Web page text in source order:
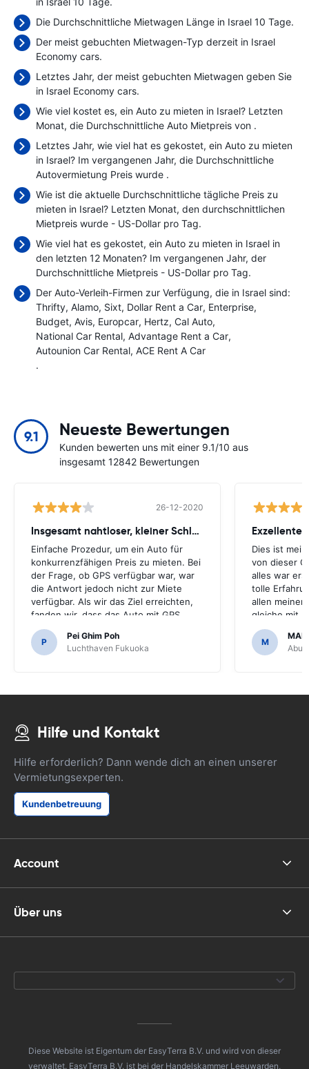
Die Durchschnittliche Mietwagen Länge in Israel 10 Tage.
Der meist gebuchten Mietwagen-Typ derzeit in Israel
Economy cars.
Letztes Jahr, der meist gebuchten Mietwagen geben Sie
in Israel Economy cars.
Wie viel kostet es, ein Auto zu mieten in Israel? Letzten
Monat, die Durchschnittliche Auto Mietpreis von .
Letztes Jahr, wie viel hat es gekostet, ein Auto zu mieten
in Israel? Im vergangenen Jahr, die Durchschnittliche
Autovermietung Preis wurde .
Wie ist die aktuelle Durchschnittliche tägliche Preis zu
mieten in Israel? Letzten Monat, den durchschnittlichen
Mietpreis wurde - US-Dollar pro Tag.
Wie viel hat es gekostet, ein Auto zu mieten in Israel in
den letzten 12 Monaten? Im vergangenen Jahr, der
Durchschnittliche Mietpreis - US-Dollar pro Tag.
Der Auto-Verleih-Firmen zur Verfügung, die in Israel sind:
Thrifty Alamo Sixt Dollar Rent a Car Enterprise
Budget Avis Europcar Hertz Cal Auto
National Car Rental Advantage Rent a Car
Autounion Car Rental ACE Rent A Car
.
9.1 Neueste Bewertungen
Kunden bewerten uns mit einer 9.1/10 aus
insgesamt 12842 Bewertungen
26-12-2020
Insgesamt nahtloser, kleiner Schluckauf
Einfache Prozedur, um ein Auto für
konkurrenzfähigen Preis zu mieten. Bei
der Frage, ob GPS verfügbar war, war
die Antwort jedoch nicht zur Miete
verfügbar. Als wir das Ziel erreichten,
fanden wir, dass das Auto mit GPS
kam.Es wäre schrecklich gewesen,
wenn wir beschlossen hätten, ein GPS
zu kaufen, da es notwendig war,
P
Pei Ghim Poh
Luchthaven Fukuoka
Exzellenter
Dies ist
von dieser
alles war
tolle
allen meiner
gleiche mit
M
Abu
Hilfe und Kontakt
Hilfe erforderlich? Dann wende dich an einen unserer
Vermietungsexperten.
Kundenbetreuung
Account
Über uns
Diese Website ist Eigentum der EasyTerra B.V. und wird von dieser
verwaltet. EasyTerra B.V. ist bei der Handelskammer Leeuwarden,